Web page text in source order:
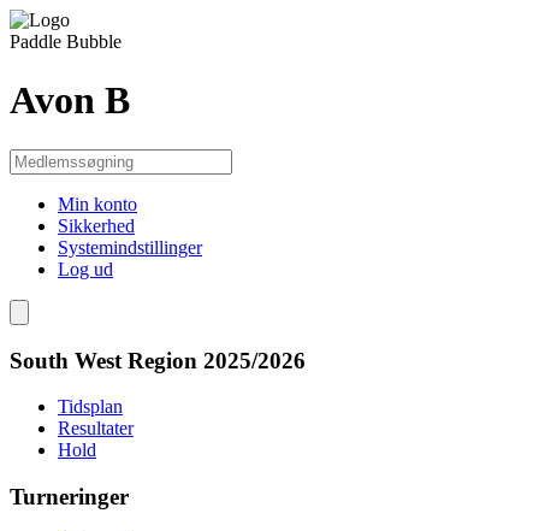
Paddle Bubble
Avon B
Min konto
Sikkerhed
Systemindstillinger
Log ud
South West Region 2025/2026
Tidsplan
Resultater
Hold
Turneringer